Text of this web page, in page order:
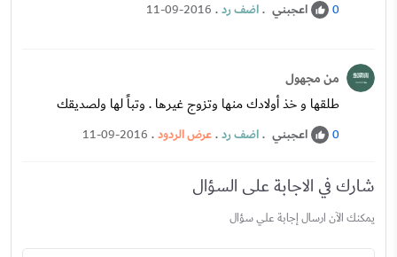
0 اعجبني .اضف رد.
11-09-2016
من مجهول
طلقها و خذ أولادك منها وتزوج غيرها . وتباً لها ولصديقك
0 اعجبني .اضف رد.عرض الردود.
11-09-2016
شارك في الاجابة على السؤال
يمكنك الآن ارسال إجابة علي سؤال